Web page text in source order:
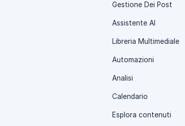
Gestione Dei Post
Assistente AI
Libreria Multimediale
Automazioni
Analisi
Calendario
Esplora contenuti